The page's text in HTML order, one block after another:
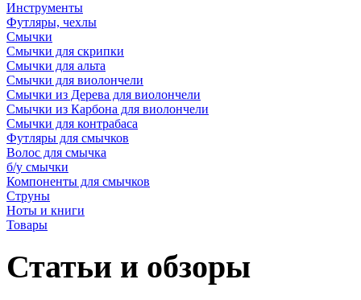
Инструменты
Футляры, чехлы
Смычки
Смычки для скрипки
Смычки для альта
Смычки для виолончели
Смычки из Дерева для виолончели
Смычки из Карбона для виолончели
Смычки для контрабаса
Футляры для смычков
Волос для смычка
б/у смычки
Компоненты для смычков
Струны
Ноты и книги
Товары
Статьи и обзоры